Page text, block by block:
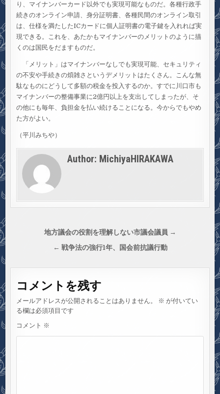
り、マイナンバーカード以外でも実現可能なものだ。各種行政手
続きのオンライン申請、身分証明書、各種民間のオンライン取引
は、仕様を満たしたICカードに個人証明書の電子鍵を入れれば実
現できる。これを、あたかもマイナンバーのメリットのように描
くのは国民をだますものだ。
「メリット」はマイナンバーなしでも実現可能、セキュリティ
の不安や手続きの煩雑さというデメリットはたくさん。こんな無
駄なものにどうして多額の税金を投入するのか。すでに川口市も
マイナンバーの整備事業に2億円以上を支出してしまったが、そ
の他にも毎年、負担金を払い続けることになる。今からでもやめ
た方がよい。
（平川みちや）
Author: MichiyaHIRAKAWA
ゲ
ー
シ
ョ
地方議会の役割を理解しない市議会議員 →
← 戦争法の強行1年、国会前抗議行動
コメントを残す
メールアドレスが公開されることはありません。 ※ が付いてい
る欄は必須項目です
コメント ※